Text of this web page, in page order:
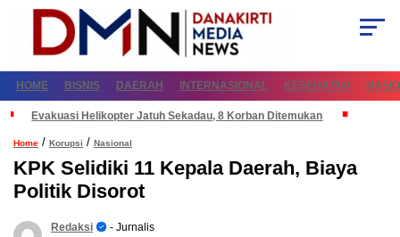
HOME BISNIS DAERAH INTERNASIONAL KESEHATAN
Evakuasi Helikopter Jatuh Sekadau, 8 Korban Ditemukan
Home / Korupsi / Nasional
KPK Selidiki 11 Kepala Daerah, Biaya
Politik Disorot
Redaksi
- Jurnalis